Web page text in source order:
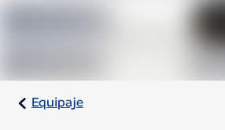
Equipaje